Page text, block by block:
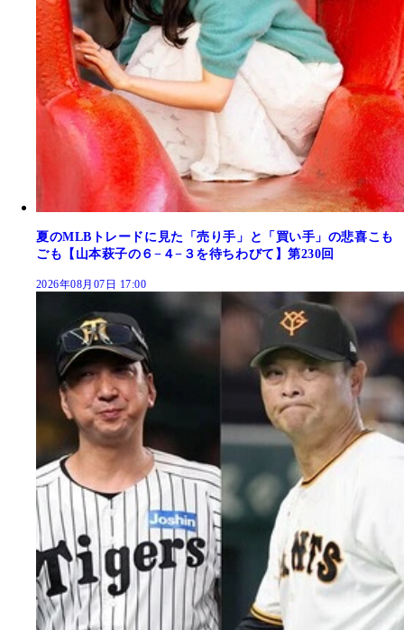
夏のMLBトレードに見た「売り手」と「買い手」の悲喜こも
ごも【山本萩子の６−４−３を待ちわびて】第230回
2026年08月07日 17:00